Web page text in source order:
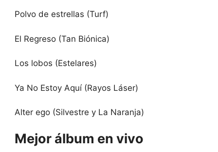
Polvo de estrellas (Turf)
El Regreso (Tan Biónica)
Los lobos (Estelares)
Ya No Estoy Aquí (Rayos Láser)
Alter ego (Silvestre y La Naranja)
Mejor álbum en vivo